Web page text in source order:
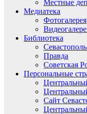
Местные
Медиатека
Фотогалерея
Библиотека
Правда
Советская
Персональные
Сайт